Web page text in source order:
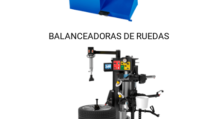
BALANCEADORAS DE RUEDAS